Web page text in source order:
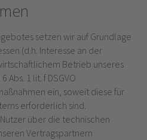
setzen wir auf Grundlage
(d.h. Interesse an der
Betrieb unseres
Abs. 1 lit. f DSGVO
ein, soweit diese für
erforderlich sind.
über die technischen
Vertragspartnern